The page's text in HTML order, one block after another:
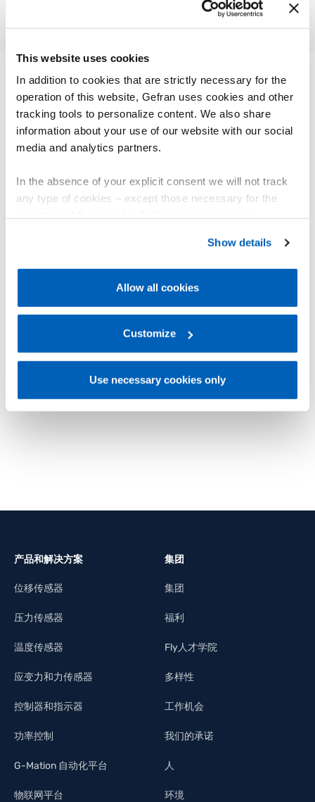
This website uses cookies
In addition to cookies that are strictly necessary for the
operation of this website, Gefran uses cookies and other
tracking tools to personalize content. We also share
information about your use of our website with our social
media and analytics partners.
In the absence of your explicit consent we will not track
any type of cookies – except those necessary for the
Gefran - Cookie
policy.
regarding processing of personal data, at the following
Gefran - Privacy Policy.
Show details
Allow all cookies
Customize
Use necessary cookies only
其他产品
您可能会感兴趣
紧凑型 SIL2 伏特或毫安输出
产品和解决方案
位移传感器
压力传感器
温度传感器
应变力和力传感器
控制器和指示器
功率控制
G-Mation 自动化平台
物联网平台
集团
集团
福利
Fly人才学院
多样性
工作机会
我们的承诺
人
环境